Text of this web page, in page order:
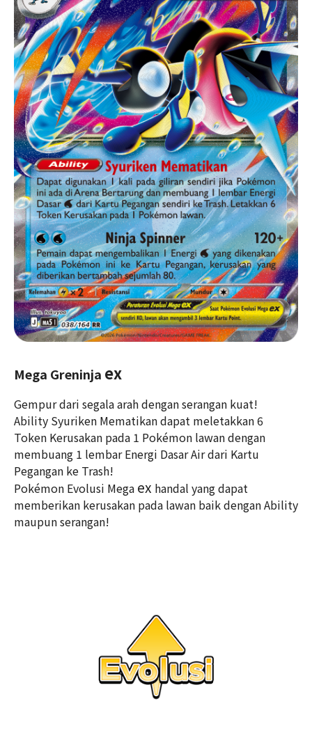
Mega Greninja ex
Gempur dari segala arah dengan serangan kuat!
Ability Syuriken Mematikan dapat meletakkan 6
Token Kerusakan pada 1 Pokémon lawan dengan
membuang 1 lembar Energi Dasar Air dari Kartu
Pegangan ke Trash!
Pokémon Evolusi Mega ex handal yang dapat
memberikan kerusakan pada lawan baik dengan Ability
maupun serangan!